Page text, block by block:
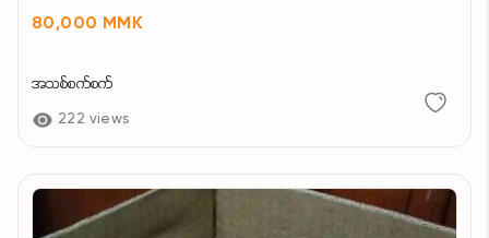
80,000 MMK
အသစ်စက်စက်
222 views